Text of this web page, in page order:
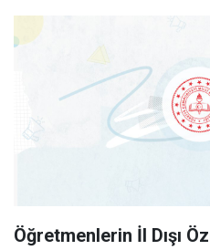
Öğretmenlerin İl Dışı